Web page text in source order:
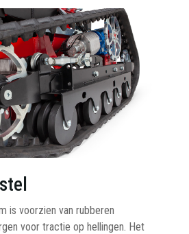
is voorzien van rubberen
voor tractie op hellingen. Het